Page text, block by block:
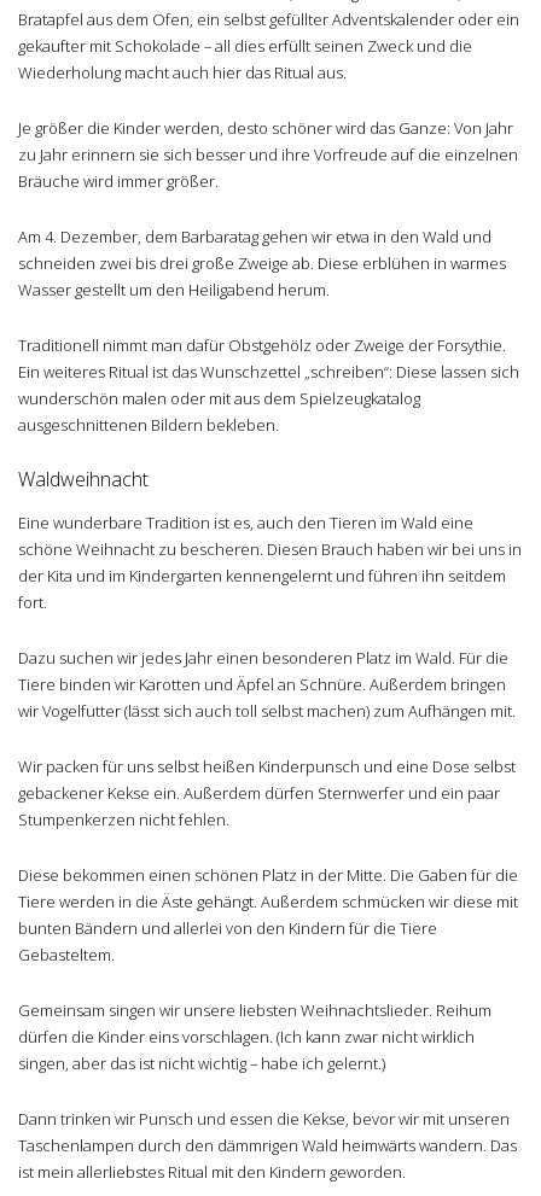
Bratapfel aus dem Ofen, ein selbst gefüllter Adventskalender oder ein
gekaufter mit Schokolade – all dies erfüllt seinen Zweck und die
Wiederholung macht auch hier das Ritual aus.
Je größer die Kinder werden, desto schöner wird das Ganze: Von Jahr
zu Jahr erinnern sie sich besser und ihre Vorfreude auf die einzelnen
Bräuche wird immer größer.
Am 4. Dezember, dem Barbaratag gehen wir etwa in den Wald und
schneiden zwei bis drei große Zweige ab. Diese erblühen in warmes
Wasser gestellt um den Heiligabend herum.
Traditionell nimmt man dafür Obstgehölz oder Zweige der Forsythie.
Ein weiteres Ritual ist das Wunschzettel „schreiben“: Diese lassen sich
wunderschön malen oder mit aus dem Spielzeugkatalog
ausgeschnittenen Bildern bekleben.
Waldweihnacht
Eine wunderbare Tradition ist es, auch den Tieren im Wald eine
schöne Weihnacht zu bescheren. Diesen Brauch haben wir bei uns in
der Kita und im Kindergarten kennengelernt und führen ihn seitdem
fort.
Dazu suchen wir jedes Jahr einen besonderen Platz im Wald. Für die
Tiere binden wir Karotten und Äpfel an Schnüre. Außerdem bringen
wir Vogelfutter (lässt sich auch toll selbst machen) zum Aufhängen mit.
Wir packen für uns selbst heißen Kinderpunsch und eine Dose selbst
gebackener Kekse ein. Außerdem dürfen Sternwerfer und ein paar
Stumpenkerzen nicht fehlen.
Diese bekommen einen schönen Platz in der Mitte. Die Gaben für die
Tiere werden in die Äste gehängt. Außerdem schmücken wir diese mit
bunten Bändern und allerlei von den Kindern für die Tiere
Gebasteltem.
Gemeinsam singen wir unsere liebsten Weihnachtslieder. Reihum
dürfen die Kinder eins vorschlagen. (Ich kann zwar nicht wirklich
singen, aber das ist nicht wichtig – habe ich gelernt.)
Dann trinken wir Punsch und essen die Kekse, bevor wir mit unseren
Taschenlampen durch den dämmrigen Wald heimwärts wandern. Das
ist mein allerliebstes Ritual mit den Kindern geworden.